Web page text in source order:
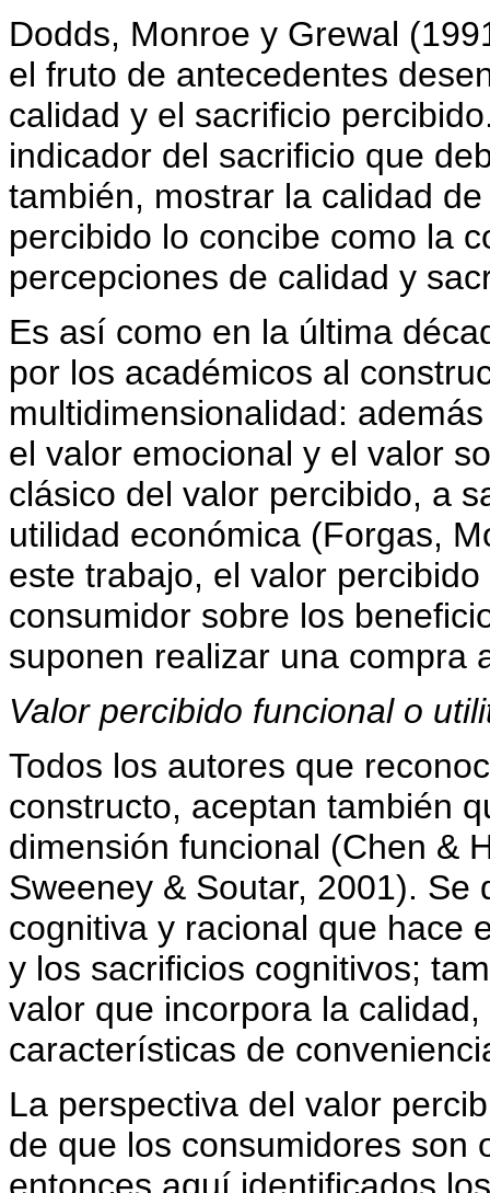
Dodds, Monroe y Grewal
el fruto de antecedentes
calidad y el sacrificio
indicador del sacrificio que
también, mostrar la calidad
percibido lo concibe como la
percepciones de calidad y
Es así como en la última
por los académicos al
multidimensionalidad:
el valor emocional y el valor
clásico del valor percibido, a
utilidad económica (Forgas,
este trabajo, el valor
consumidor sobre los
suponen realizar una compra
Valor percibido funcional o
Todos los autores que
constructo, aceptan también
dimensión funcional (Chen &
Sweeney & Soutar, 2001).
cognitiva y racional que hace
y los sacrificios cognitivos;
valor que incorpora la
características de
La perspectiva del valor
de que los consumidores son